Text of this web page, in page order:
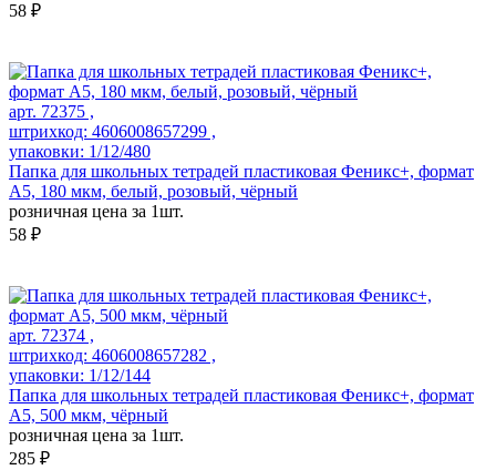
58 ₽
арт. 72375 ,
штрихкод: 4606008657299 ,
упаковки: 1/12/480
Папка для школьных тетрадей пластиковая Феникс+, формат
А5, 180 мкм, белый, розовый, чёрный
розничная цена за 1шт.
58 ₽
арт. 72374 ,
штрихкод: 4606008657282 ,
упаковки: 1/12/144
Папка для школьных тетрадей пластиковая Феникс+, формат
А5, 500 мкм, чёрный
розничная цена за 1шт.
285 ₽